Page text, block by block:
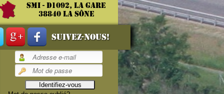
SMI - D1092, La gare
38840 La Sône
Suivez-nous!